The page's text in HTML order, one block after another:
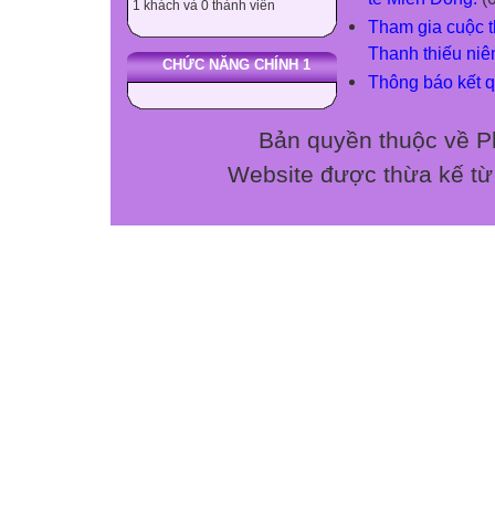
1 khách và 0 thành viên
CHỨC NĂNG CHÍNH 1
Tham gia cuộc
Thanh thiếu
Thông báo kết
Bản quyền thuộc về
Website được thừa kế